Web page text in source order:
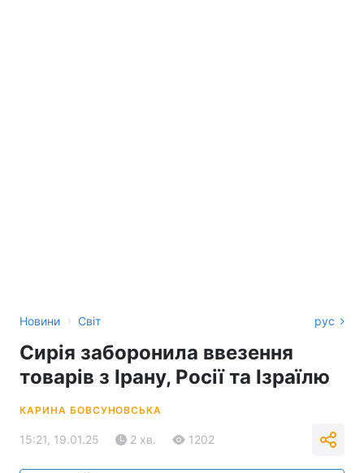
Новини › Світ рус
Сирія заборонила ввезення
товарів з Ірану, Росії та Ізраїлю
КАРИНА БОВСУНОВСЬКА
15:21, 19.01.25 2 хв. 1202